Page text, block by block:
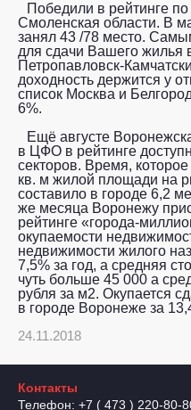
Победили в рейтинге
Смоленская области. В
занял 43 /78 место.
для сдачи Вашего жилья
Петропавловск-
доходность держится у
список Москва и
6%.
Ещё августе
в ЦФО в рейтинге
секторов. Время, которое
кв. м жилой площади на
составило в городе 6,2
же месяца Воронежу
рейтинге «города-
окупаемости
недвижимости жилого
7,5% за год, а средняя
чуть больше 45 000 а
рубля за м2. Окупается
в городе Воронеже за
24.11.2018
Контакты
Телефон: +7 ( 473 ) 220-80-